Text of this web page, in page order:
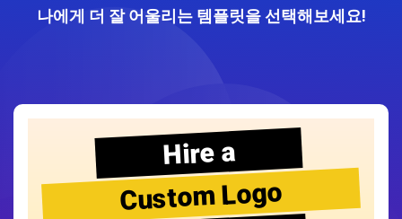
나에게 더 잘 어울리는 템플릿을 선택해보세요!
Hire a
Custom Logo